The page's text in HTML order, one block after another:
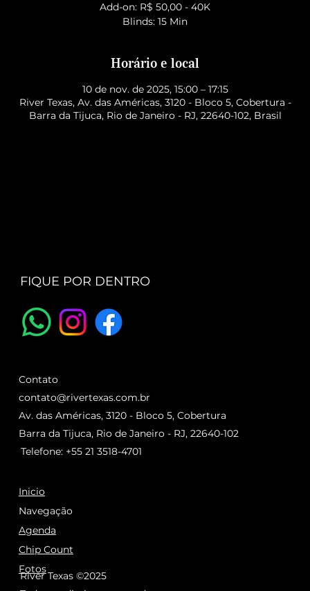
Add-on: R$ 50,00 - 40K
Blinds: 15 Min
Horário e local
10 de nov. de 2025, 15:00 – 17:15
River Texas, Av. das Américas, 3120 - Bloco 5, Cobertura -
Barra da Tijuca, Rio de Janeiro - RJ, 22640-102, Brasil
FIQUE POR DENTRO
Inicio
Agenda
Chip Count
Navegação
Fotos
River Texas ©2025
Contato
contato@rivertexas.com.br
Telefone: +55 21 3518-4701
Av. das Américas, 3120 - Bloco 5, Cobertura
Barra da Tijuca, Rio de Janeiro - RJ, 22640-102